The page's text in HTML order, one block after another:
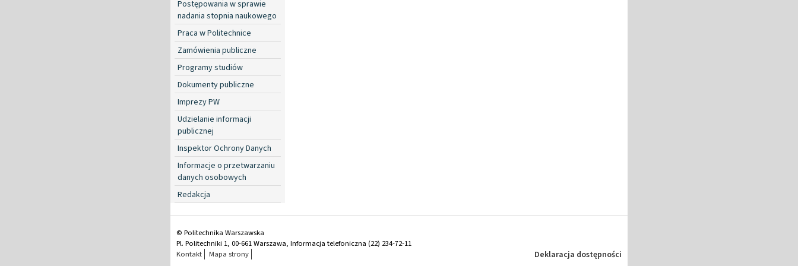
Postępowania w sprawie
nadania stopnia naukowego
Praca w Politechnice
Zamówienia publiczne
Programy studiów
Dokumenty publiczne
Imprezy PW
Udzielanie informacji
publicznej
Inspektor Ochrony Danych
Informacje o przetwarzaniu
danych osobowych
Redakcja
© Politechnika Warszawska
Pl. Politechniki 1, 00-661 Warszawa, Informacja telefoniczna (22) 234-72-11
Kontakt
Mapa strony Deklaracja dostępności